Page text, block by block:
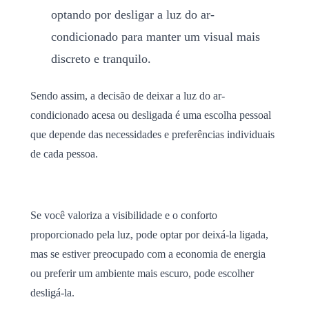
optando por desligar a luz do ar-
condicionado para manter um visual mais
discreto e tranquilo.
Sendo assim, a decisão de deixar a luz do ar-
condicionado acesa ou desligada é uma escolha pessoal
que depende das necessidades e preferências individuais
de cada pessoa.
Se você valoriza a visibilidade e o conforto
proporcionado pela luz, pode optar por deixá-la ligada,
mas se estiver preocupado com a economia de energia
ou preferir um ambiente mais escuro, pode escolher
desligá-la.